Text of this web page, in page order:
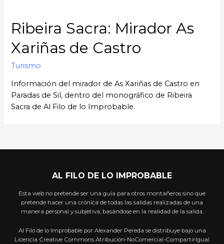
Ribeira Sacra: Mirador As
Xariñas de Castro
Turismo
Información del mirador de As Xariñas de Castro en
Paradas de Sil, dentro del monográfico de Ribeira
Sacra de Al Filo de lo Improbable.
AL FILO DE LO IMPROBABLE
Esta web no pretende ser una guía para otros montañeros sino que
pretende hacer una crónica de todas las salidas realizadas de una
manera personal y subjetiva, basándose en la realidad de la salida.
Al Filo de lo Improbable por Alexander Pereda se distribuye bajo una
Licencia Creative Commons Atribución-NoComercial-CompartirIgual